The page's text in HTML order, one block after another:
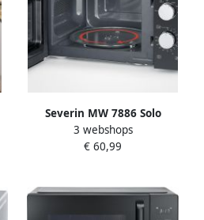
Severin MW 7886 Solo
magnetron 17 Liter – 6
Vermogensstanden –
3 webshops
€ 60,99